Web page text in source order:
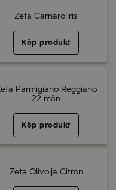
Zeta Carnaroliris
Köp produkt
Parmigiano Reggiano
22 mån
Köp produkt
Zeta Olivolja Citron